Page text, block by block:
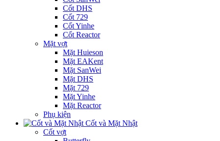
Cốt DHS
Cốt 729
Cốt Yinhe
Cốt Reactor
Mặt vợt
Mặt Huieson
Mặt EAKent
Mặt SanWei
Mặt DHS
Mặt 729
Mặt Yinhe
Mặt Reactor
Phụ kiện
Cốt và Mặt Nhật
Cốt vợt